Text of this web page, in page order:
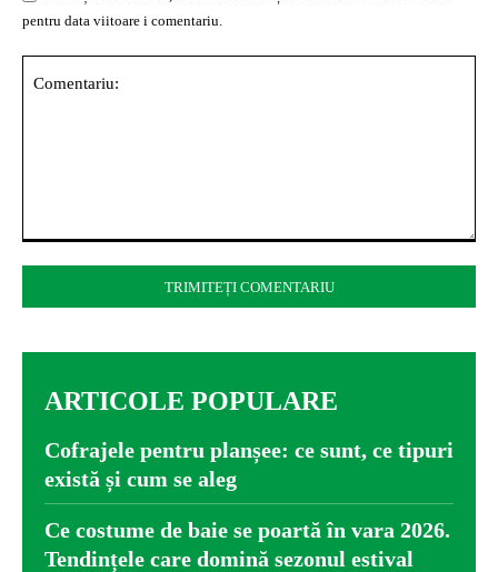
pentru data viitoare i comentariu.
ARTICOLE POPULARE
Cofrajele pentru planșee: ce sunt, ce tipuri
există și cum se aleg
Ce costume de baie se poartă în vara 2026.
Tendințele care domină sezonul estival